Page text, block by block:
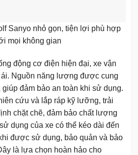
Sanyo nhỏ gọn, tiện lợi phù hợp
mọi không gian
động cơ điện hiện đại, xe vận
ái. Nguồn năng lượng được cung
đảm bảo an toàn khi sử dụng.
cứu và lắp ráp kỹ lưỡng, trải
chặt chẽ, đảm bảo chất lượng
dụng của xe có thể kéo dài đến
được sử dụng, bảo quản và bảo
là lựa chọn hoàn hảo cho